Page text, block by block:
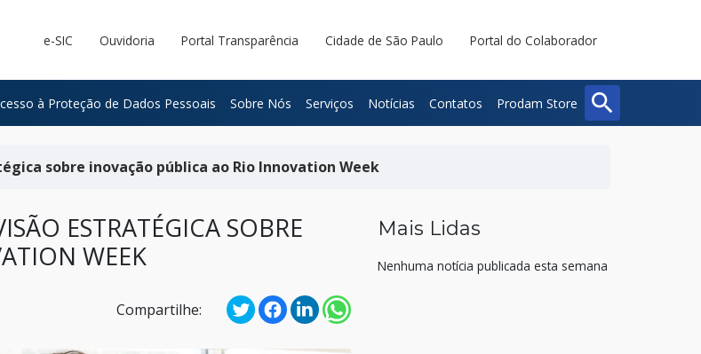
e-SIC Ouvidoria Portal Transparência Cidade de São Paulo Portal do Colaborador
à Proteção de Dados Pessoais Sobre Nós Serviços Notícias Contatos Prodam Store searchBuscar
Fechar
sobre inovação pública ao Rio Innovation Week
ESTRATÉGICA SOBRE
WEEK
Compartilhe:
Mais Lidas
Nenhuma notícia publicada esta semana